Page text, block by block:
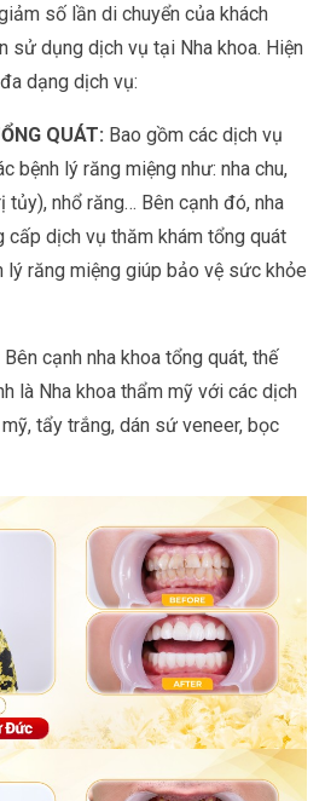
số lần di chuyển của khách
sử dụng dịch vụ tại Nha khoa. Hiện
dạng dịch vụ:
QUÁT: Bao gồm các dịch vụ
bệnh lý răng miệng như: nha chu,
tủy), nhổ răng… Bên cạnh đó, nha
cấp dịch vụ thăm khám tổng quát
lý răng miệng giúp bảo vệ sức khỏe
Bên cạnh nha khoa tổng quát, thế
là Nha khoa thẩm mỹ với các dịch
tẩy trắng, dán sứ veneer, bọc